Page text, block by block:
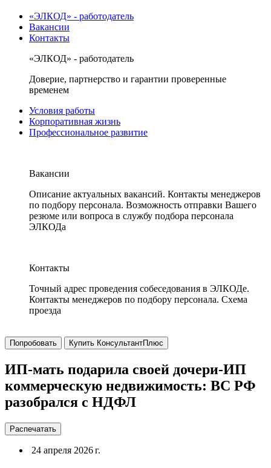
«ЭЛКОД» - работодатель
Вакансии
Контакты
«ЭЛКОД» - работодатель
Доверие, партнерство и гарантии проверенные
временем
Условия работы
Корпоративная жизнь
Профессиональное развитие
Вакансии
Описание актуальных вакансий. Контакты менеджеров
по подбору персонала. Возможность отправки Вашего
резюме или вопроса в службу подбора персонала
ЭЛКОДа
Контакты
Точный адрес проведения собеседования в ЭЛКОДе.
Контакты менеджеров по подбору персонала. Схема
проезда
Попробовать Купить КонсультантПлюс
ИП-мать подарила своей дочери-ИП
коммерческую недвижимость: ВС РФ
разобрался с НДФЛ
Распечатать
24 апреля 2026 г.